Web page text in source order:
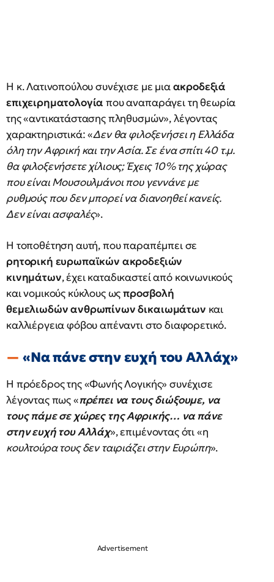
Η κ. Λατινοπούλου συνέχισε με μιαακροδεξιά
επιχειρηματολογία που αναπαράγει τη θεωρία
της «αντικατάστασης πληθυσμών», λέγοντας
χαρακτηριστικά: «Δεν θα φιλοξενήσει η Ελλάδα
όλη την Αφρική και την Ασία. Σε ένα σπίτι 40 τ.μ.
θα φιλοξενήσετε χίλιους; Έχεις 10% της χώρας
που είναι Μουσουλμάνοι που γεννάνε με
ρυθμούς που δεν μπορεί να διανοηθεί κανείς.
Δεν είναι ασφαλές».
Η τοποθέτηση αυτή, που παραπέμπει σε
ρητορική ευρωπαϊκών ακροδεξιών
κινημάτων, έχει καταδικαστεί από κοινωνικούς
και νομικούς κύκλους ωςπροσβολή
θεμελιωδών ανθρωπίνων δικαιωμάτων και
καλλιέργεια φόβου απέναντι στο διαφορετικό.
«Να πάνε στην ευχή του Αλλάχ»
Η πρόεδρος της «Φωνής Λογικής» συνέχισε
λέγοντας πως «πρέπει να τους διώξουμε, να
τους πάμε σε χώρες της Αφρικής… να πάνε
στην ευχή του Αλλάχ», επιμένοντας ότι «η
κουλτούρα τους δεν ταιριάζει στην Ευρώπη».